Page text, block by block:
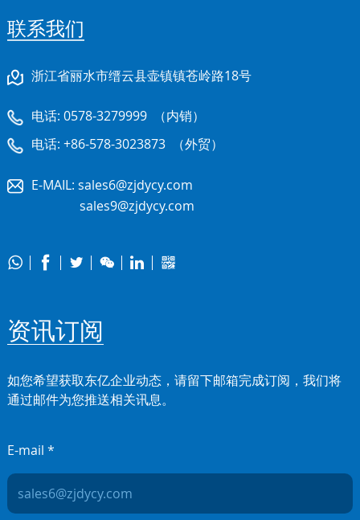
联系我们
浙江省丽水市缙云县壶镇镇苍岭路18号
电话: 0578-3279999（内销）
电话: +86-578-3023873（外贸）
E-MAIL: sales6@zjdycy.com
sales9@zjdycy.com
     
资讯订阅
如您希望获取东亿企业动态，请留下邮箱完成订阅，我们将
通过邮件为您推送相关讯息。
E-mail *